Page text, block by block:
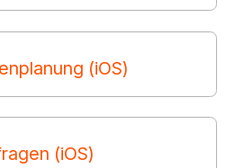
(iOS)
(iOS)